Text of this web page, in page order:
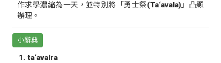
作求學濃縮為一天，並特別將「勇士祭(Ta‘avala)」凸顯
辦理。
小辭典
ta‘avalra